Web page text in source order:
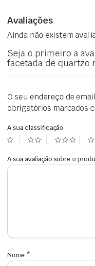
Avaliações
Ainda não existem
Seja o primeiro a
facetada de quartzo
O seu endereço de
obrigatórios marcados
A sua classificação
A sua avaliação sobre o
Nome *